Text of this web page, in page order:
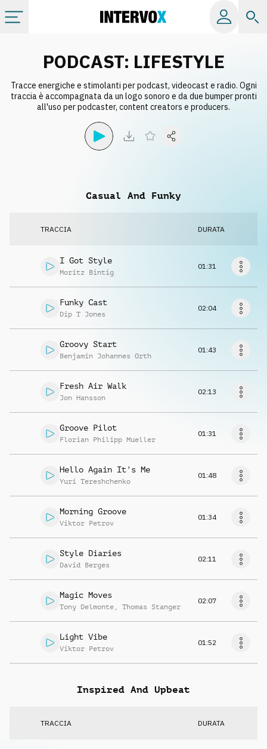
Album
Info
Richiedi musica
PODCAST: LIFESTYLE
Tracce energiche e stimolanti per podcast, videocast e radio. Ogni
traccia è accompagnata da un logo sonoro e da due bumper pronti
all'uso per podcaster, content creators e producers.
Casual And Funky
TRACCIA DURATA
I Got Style
Moritz Bintig
01:31
Funky Cast
Dip T Jones
02:04
Groovy Start
Benjamin Johannes Orth
01:43
Fresh Air Walk
Jon Hansson
02:13
Groove Pilot
Florian Philipp Mueller
01:31
Hello Again It's Me
Yuri Tereshchenko
01:48
Morning Groove
Viktor Petrov
01:34
Style Diaries
David Berges
02:11
Magic Moves
Tony Delmonte , Thomas Stanger
02:07
Light Vibe
Viktor Petrov
01:52
Inspired And Upbeat
TRACCIA DURATA